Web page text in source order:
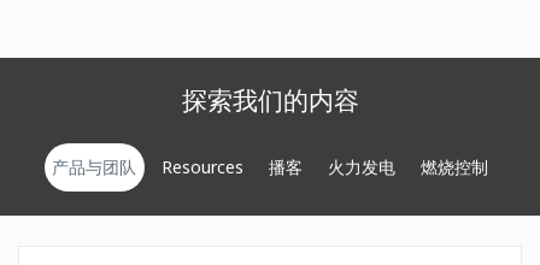
探索我们的内容
产品与团队 Resources 播客 火力发电 燃烧控制